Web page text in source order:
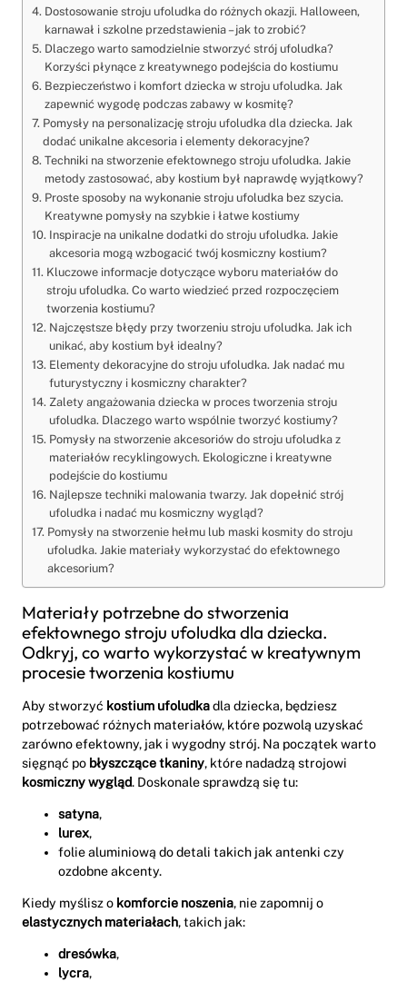
Dostosowanie stroju ufoludka do różnych okazji. Halloween,
karnawał i szkolne przedstawienia – jak to zrobić?
Dlaczego warto samodzielnie stworzyć strój ufoludka?
Korzyści płynące z kreatywnego podejścia do kostiumu
Bezpieczeństwo i komfort dziecka w stroju ufoludka. Jak
zapewnić wygodę podczas zabawy w kosmitę?
Pomysły na personalizację stroju ufoludka dla dziecka. Jak
dodać unikalne akcesoria i elementy dekoracyjne?
Techniki na stworzenie efektownego stroju ufoludka. Jakie
metody zastosować, aby kostium był naprawdę wyjątkowy?
Proste sposoby na wykonanie stroju ufoludka bez szycia.
Kreatywne pomysły na szybkie i łatwe kostiumy
Inspiracje na unikalne dodatki do stroju ufoludka. Jakie
akcesoria mogą wzbogacić twój kosmiczny kostium?
Kluczowe informacje dotyczące wyboru materiałów do
stroju ufoludka. Co warto wiedzieć przed rozpoczęciem
tworzenia kostiumu?
Najczęstsze błędy przy tworzeniu stroju ufoludka. Jak ich
unikać, aby kostium był idealny?
Elementy dekoracyjne do stroju ufoludka. Jak nadać mu
futurystyczny i kosmiczny charakter?
Zalety angażowania dziecka w proces tworzenia stroju
ufoludka. Dlaczego warto wspólnie tworzyć kostiumy?
Pomysły na stworzenie akcesoriów do stroju ufoludka z
materiałów recyklingowych. Ekologiczne i kreatywne
podejście do kostiumu
Najlepsze techniki malowania twarzy. Jak dopełnić strój
ufoludka i nadać mu kosmiczny wygląd?
Pomysły na stworzenie hełmu lub maski kosmity do stroju
ufoludka. Jakie materiały wykorzystać do efektownego
akcesorium?
Materiały potrzebne do stworzenia
efektownego stroju ufoludka dla dziecka.
Odkryj, co warto wykorzystać w kreatywnym
procesie tworzenia kostiumu
Aby stworzyć kostium ufoludkadla dziecka, będziesz
potrzebować różnych materiałów, które pozwolą uzyskać
zarówno efektowny, jak i wygodny strój. Na początek warto
sięgnąć po błyszczące tkaniny, które nadadzą strojowi
kosmiczny wygląd. Doskonale sprawdzą się tu:
satyna,
lurex,
folie aluminiową do detali takich jak antenki czy
ozdobne akcenty.
Kiedy myślisz o komforcie noszenia, nie zapomnij o
elastycznych materiałach, takich jak:
dresówka,
lycra,